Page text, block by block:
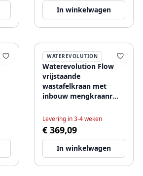
In winkelwagen
WATEREVOLUTION
Waterevolution Flow
vrijstaande
wastafelkraan met
inbouw mengkraanr
Levering in 3-4 weken
€ 369,09
In winkelwagen